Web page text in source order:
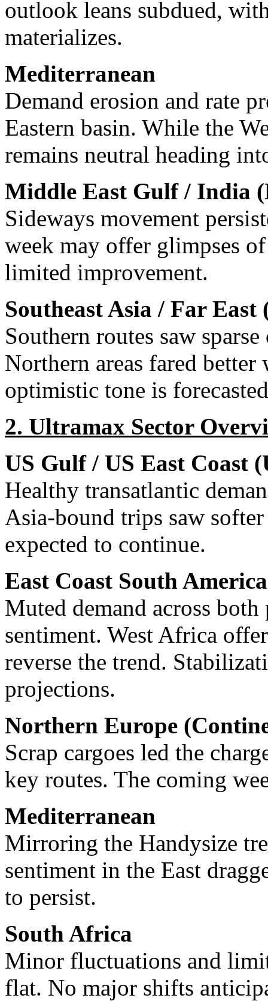
outlook leans subdued,
materializes.
Mediterranean
Demand erosion and rate
Eastern basin. While the
remains neutral heading
Middle East Gulf / India
Sideways movement
week may offer glimpses
limited improvement.
Southeast Asia / Far East
Southern routes saw
Northern areas fared
optimistic tone is
2. Ultramax Sector
US Gulf / US East Coast
Healthy transatlantic
Asia-bound trips saw
expected to continue.
East Coast South
Muted demand across
sentiment. West Africa
reverse the trend.
projections.
Northern Europe
Scrap cargoes led the
key routes. The coming
Mediterranean
Mirroring the Handysize
sentiment in the East
to persist.
South Africa
Minor fluctuations and
flat. No major shifts